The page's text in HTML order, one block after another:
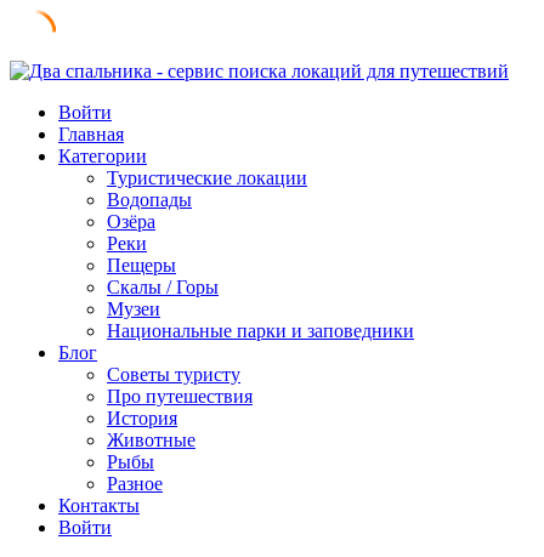
Skip
contentВойти
Главная
Категории
Туристические локации
Водопады
Озёра
Реки
Пещеры
Скалы / Горы
Музеи
Национальные парки и заповедники
Блог
Советы туристу
Про путешествия
История
Животные
Рыбы
Разное
Контакты
Войти